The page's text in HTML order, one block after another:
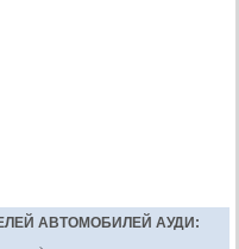
АВТОМОБИЛЕЙ АУДИ: